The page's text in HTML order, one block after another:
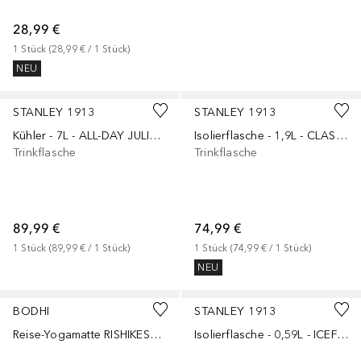
28,99 €
1 Stück (28,99 € / 1 Stück)
NEU
STANLEY 1913
Kühler - 7L - ALL-DAY JULIENNE MINI COOLER
Trinkflasche
89,99 €
1 Stück (89,99 € / 1 Stück)
STANLEY 1913
Isolierflasche - 1,9L - CLASSIC LEGENDARY BOTTLE
Trinkflasche
74,99 €
1 Stück (74,99 € / 1 Stück)
NEU
BODHI
Reise-Yogamatte RISHIKESH TRAVEL
STANLEY 1913
Isolierflasche - 0,59L - ICEFLOW™ FAST FLOW BOTTLE